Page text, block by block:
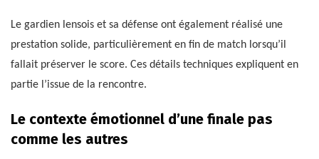
Le gardien lensois et sa défense ont également réalisé une
prestation solide, particulièrement en fin de match lorsqu’il
fallait préserver le score. Ces détails techniques expliquent en
partie l’issue de la rencontre.
Le contexte émotionnel d’une finale pas
comme les autres